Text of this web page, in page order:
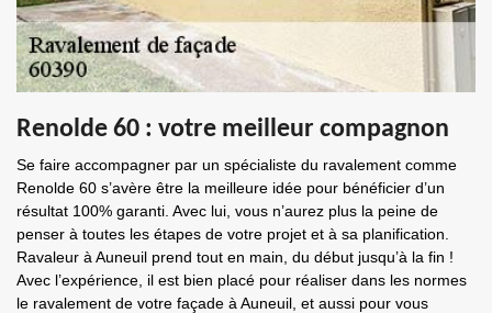
Renolde 60 : votre meilleur compagnon
Se faire accompagner par un spécialiste du ravalement comme
Renolde 60 s’avère être la meilleure idée pour bénéficier d’un
résultat 100% garanti. Avec lui, vous n’aurez plus la peine de
penser à toutes les étapes de votre projet et à sa planification.
Ravaleur à Auneuil prend tout en main, du début jusqu’à la fin !
Avec l’expérience, il est bien placé pour réaliser dans les normes
le ravalement de votre façade à Auneuil, et aussi pour vous